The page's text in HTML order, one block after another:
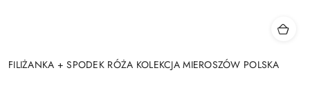
FILIŻANKA + SPODEK RÓŻA KOLEKCJA MIEROSZÓW POLSKA